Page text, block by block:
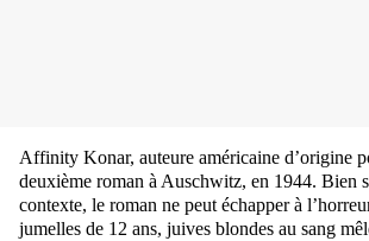
Affinity Konar, auteure américaine d’origine
deuxième roman à Auschwitz, en 1944. Bien
contexte, le roman ne peut échapper à
jumelles de 12 ans, juives blondes au sang